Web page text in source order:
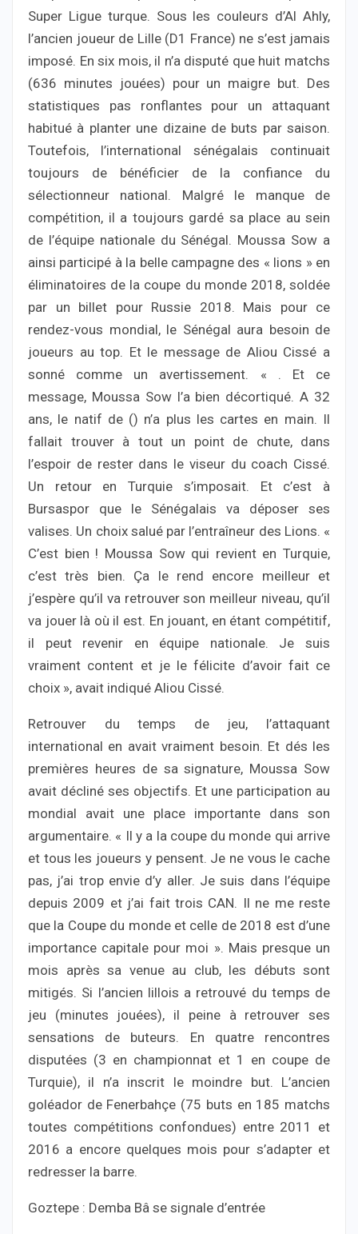
Super Ligue turque. Sous les couleurs d’Al Ahly,
l’ancien joueur de Lille (D1 France) ne s’est jamais
imposé. En six mois, il n’a disputé que huit matchs
(636 minutes jouées) pour un maigre but. Des
statistiques pas ronflantes pour un attaquant
habitué à planter une dizaine de buts par saison.
Toutefois, l’international sénégalais continuait
toujours de bénéficier de la confiance du
sélectionneur national. Malgré le manque de
compétition, il a toujours gardé sa place au sein
de l’équipe nationale du Sénégal. Moussa Sow a
ainsi participé à la belle campagne des « lions » en
éliminatoires de la coupe du monde 2018, soldée
par un billet pour Russie 2018. Mais pour ce
rendez-vous mondial, le Sénégal aura besoin de
joueurs au top. Et le message de Aliou Cissé a
sonné comme un avertissement. « . Et ce
message, Moussa Sow l’a bien décortiqué. A 32
ans, le natif de () n’a plus les cartes en main. Il
fallait trouver à tout un point de chute, dans
l’espoir de rester dans le viseur du coach Cissé.
Un retour en Turquie s’imposait. Et c’est à
Bursaspor que le Sénégalais va déposer ses
valises. Un choix salué par l’entraîneur des Lions. «
C’est bien ! Moussa Sow qui revient en Turquie,
c’est très bien. Ça le rend encore meilleur et
j’espère qu’il va retrouver son meilleur niveau, qu’il
va jouer là où il est. En jouant, en étant compétitif,
il peut revenir en équipe nationale. Je suis
vraiment content et je le félicite d’avoir fait ce
choix », avait indiqué Aliou Cissé.
Retrouver du temps de jeu, l’attaquant
international en avait vraiment besoin. Et dés les
premières heures de sa signature, Moussa Sow
avait décliné ses objectifs. Et une participation au
mondial avait une place importante dans son
argumentaire. « Il y a la coupe du monde qui arrive
et tous les joueurs y pensent. Je ne vous le cache
pas, j’ai trop envie d’y aller. Je suis dans l’équipe
depuis 2009 et j’ai fait trois CAN. Il ne me reste
que la Coupe du monde et celle de 2018 est d’une
importance capitale pour moi ». Mais presque un
mois après sa venue au club, les débuts sont
mitigés. Si l’ancien lillois a retrouvé du temps de
jeu (minutes jouées), il peine à retrouver ses
sensations de buteurs. En quatre rencontres
disputées (3 en championnat et 1 en coupe de
Turquie), il n’a inscrit le moindre but. L’ancien
goléador de Fenerbahçe (75 buts en 185 matchs
toutes compétitions confondues) entre 2011 et
2016 a encore quelques mois pour s’adapter et
redresser la barre.
Goztepe : Demba Bâ se signale d’entrée